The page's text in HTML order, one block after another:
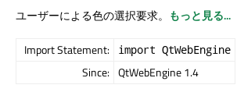
ユーザーによる色の選択要求。 もっと見る...
Import Statement: import QtWebEngine
Since: QtWebEngine 1.4